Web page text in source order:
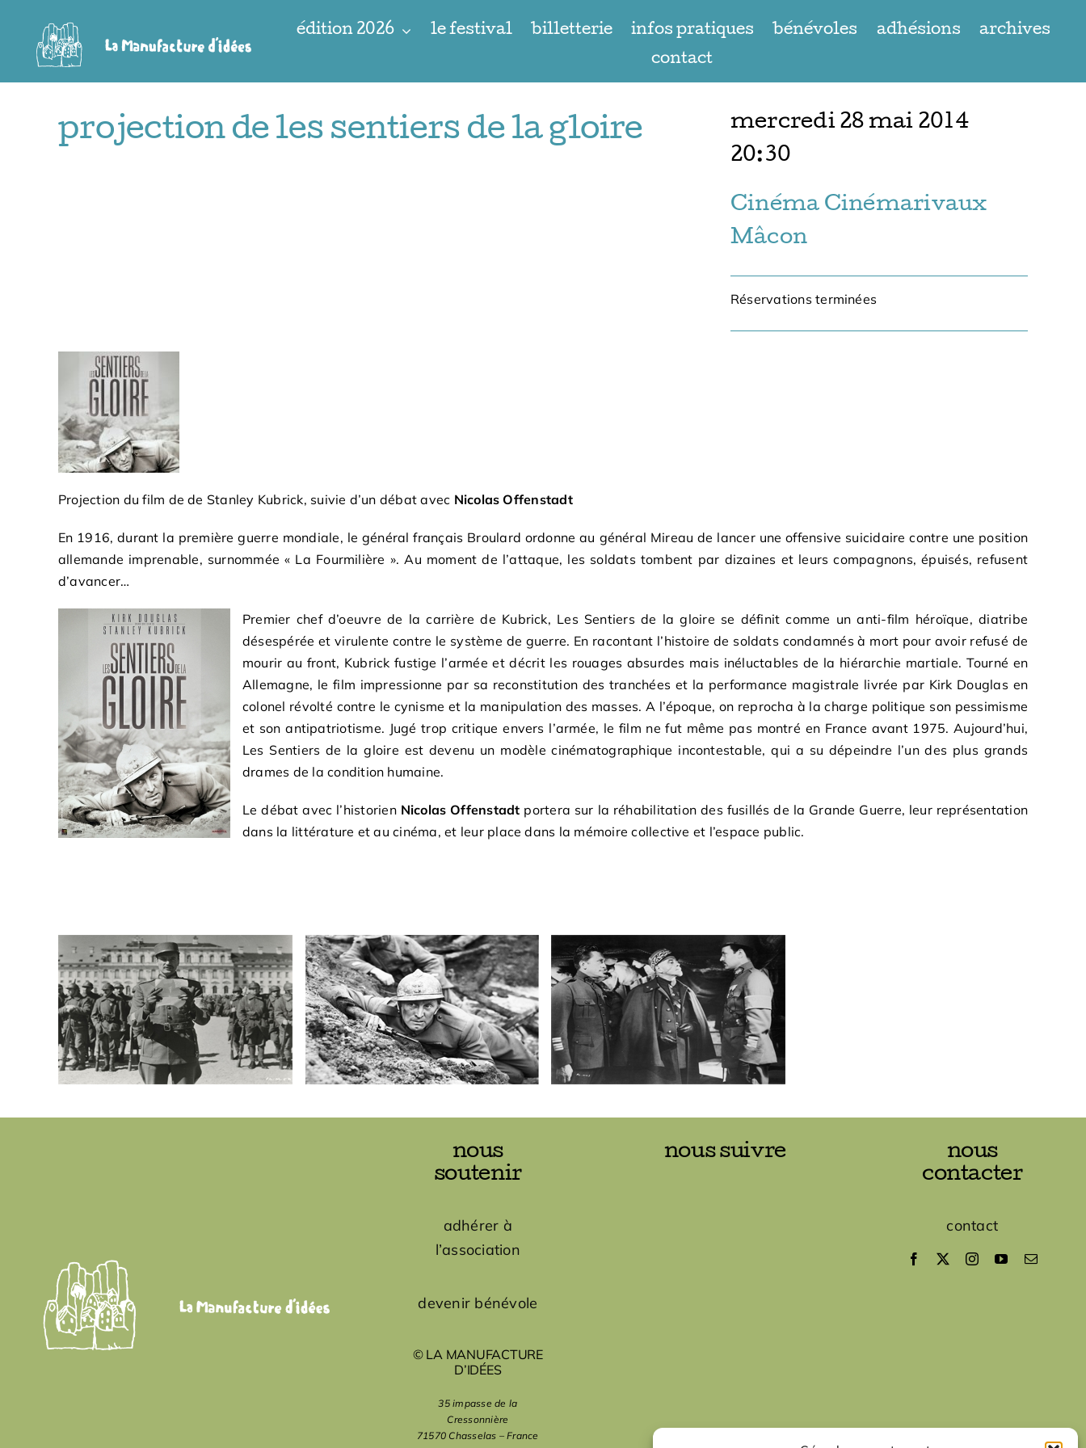
contenu
édition 2026 le festival billetterie infos pratiques bénévoles adhésions
archives
contact
projection de les sentiers de la gloire
mercredi 28 mai 2014
20:30
Cinéma Cinémarivaux
Mâcon
Réservations terminées
Projection du film de de Stanley Kubrick, suivie d’un débat avec Nicolas Offenstadt
En 1916, durant la première guerre mondiale, le général français Broulard ordonne au général Mireau de lancer une offensive suicidaire contre une position
allemande imprenable, surnommée « La Fourmilière ». Au moment de l’attaque, les soldats tombent par dizaines et leurs compagnons, épuisés, refusent
d’avancer…
Premier chef d’oeuvre de la carrière de Kubrick, Les Sentiers de la gloire se définit comme un anti-film héroïque, diatribe
désespérée et virulente contre le système de guerre. En racontant l’histoire de soldats condamnés à mort pour avoir refusé de
mourir au front, Kubrick fustige l’armée et décrit les rouages absurdes mais inéluctables de la hiérarchie martiale. Tourné en
Allemagne, le film impressionne par sa reconstitution des tranchées et la performance magistrale livrée par Kirk Douglas en
colonel révolté contre le cynisme et la manipulation des masses. A l’époque, on reprocha à la charge politique son pessimisme
et son antipatriotisme. Jugé trop critique envers l’armée, le film ne fut même pas montré en France avant 1975. Aujourd’hui,
Les Sentiers de la gloire est devenu un modèle cinématographique incontestable, qui a su dépeindre l’un des plus grands
drames de la condition humaine.
Le débat avec l’historien Nicolas Offenstadt portera sur la réhabilitation des fusillés de la Grande Guerre, leur représentation
dans la littérature et au cinéma, et leur place dans la mémoire collective et l’espace public.
nous
soutenir
adhérer à
l’association
devenir bénévole
© LA MANUFACTURE
D’IDÉES
35 impasse de la
Cressonnière
71570 Chasselas – France
nous suivre
nous
contacter
contact